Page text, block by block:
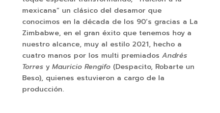
mexicana” un clásico del desamor que
conocimos en la década de los 90’s gracias a La
Zimbabwe, en el gran éxito que tenemos hoy a
nuestro alcance, muy al estilo 2021, hecho a
cuatro manos por los multi premiados Andrés
Torresy Mauricio Rengifo(Despacito, Robarte un
Beso), quienes estuvieron a cargo de la
producción.